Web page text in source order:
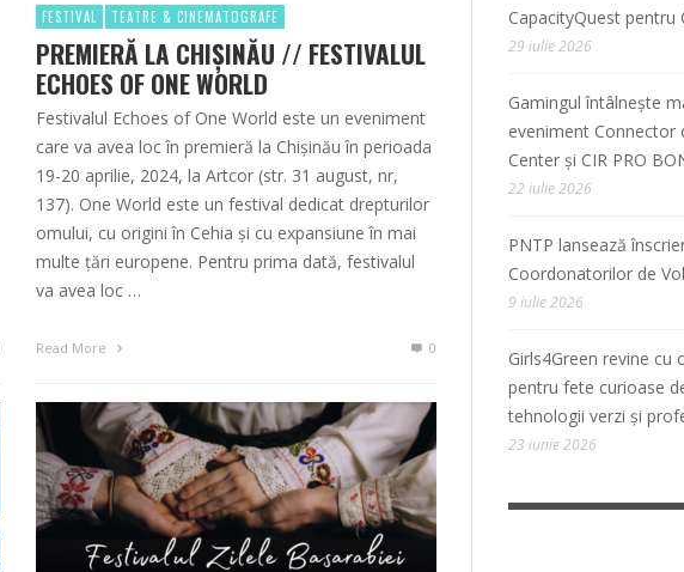
FESTIVAL TEATRE & CINEMATOGRAFE
PREMIERĂ LA CHIȘINĂU // FESTIVALUL
ECHOES OF ONE WORLD
Festivalul Echoes of One World este un eveniment
care va avea loc în premieră la Chișinău în perioada
19-20 aprilie, 2024, la Artcor (str. 31 august, nr,
137). One World este un festival dedicat drepturilor
omului, cu origini în Cehia și cu expansiune în mai
multe țări europene. Pentru prima dată, festivalul
va avea loc …
Read More 0
CapacityQuest pentru
29 iulie 2026
Gamingul întâlnește
eveniment Connector
Center și CIR PRO
22 iulie 2026
PNTP lansează
Coordonatorilor de
9 iulie 2026
Girls4Green revine cu
pentru fete curioase
tehnologii verzi și
23 iunie 2026